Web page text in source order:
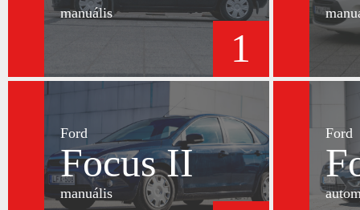
manuális
1
Ford
Focus II
manuális
Ford